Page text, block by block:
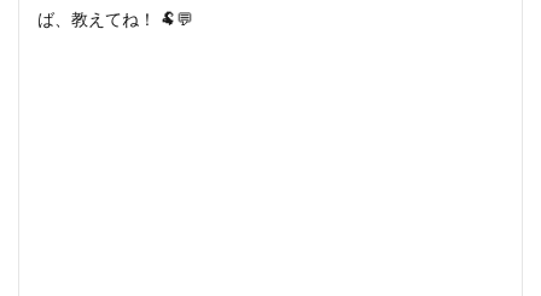
ば、教えてね！ 🐏💬